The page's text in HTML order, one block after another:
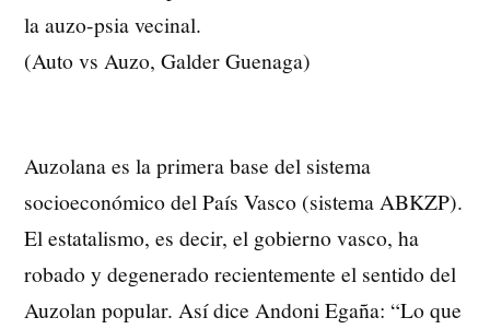
la auzo-psia vecinal.
(Auto vs Auzo, Galder Guenaga)
Auzolana es la primera base del sistema
socioeconómico del País Vasco (sistema ABKZP).
El estatalismo, es decir, el gobierno vasco, ha
robado y degenerado recientemente el sentido del
Auzolan popular. Así dice Andoni Egaña: “Lo que